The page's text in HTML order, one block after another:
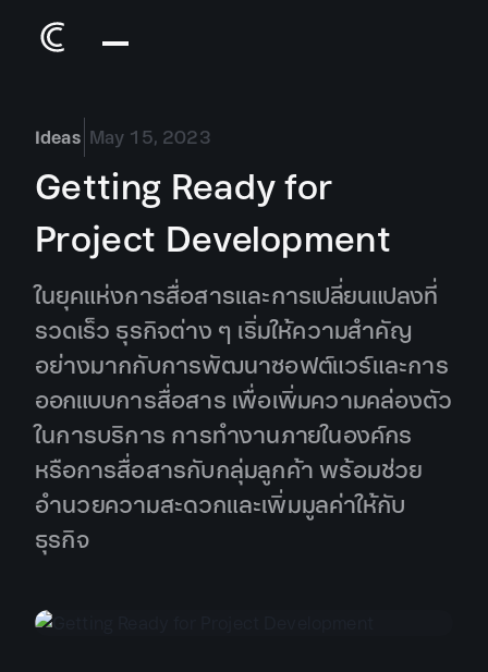
Ideas May 15, 2023
Getting Ready for
Project Development
ในยุคแห่งการสื่อสารและการเปลี่ยนแปลงที่
รวดเร็ว ธุรกิจต่าง ๆ เริ่มให้ความสำคัญ
อย่างมากกับการพัฒนาซอฟต์แวร์และการ
ออกแบบการสื่อสาร เพื่อเพิ่มความคล่องตัว
ในการบริการ การทำงานภายในองค์กร
หรือการสื่อสารกับกลุ่มลูกค้า พร้อมช่วย
อำนวยความสะดวกและเพิ่มมูลค่าให้กับ
ธุรกิจ